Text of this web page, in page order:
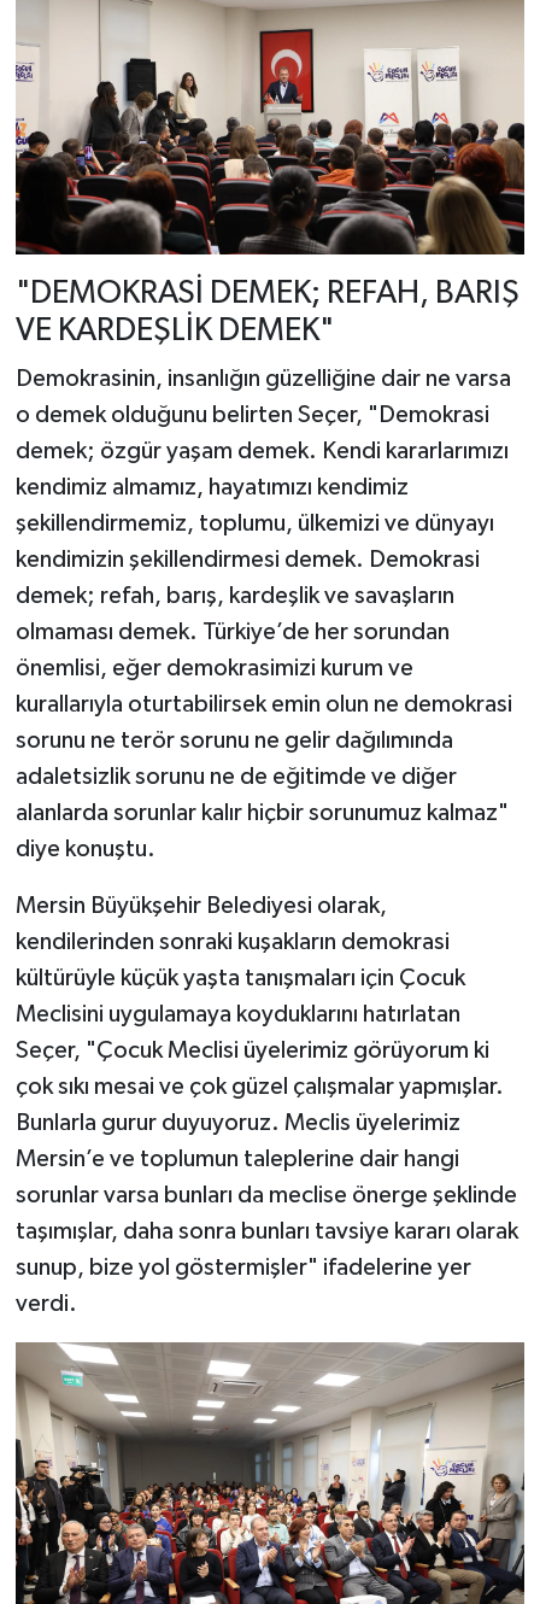
"DEMOKRASİ DEMEK; REFAH, BARIŞ
VE KARDEŞLİK DEMEK"
Demokrasinin, insanlığın güzelliğine dair ne varsa
o demek olduğunu belirten Seçer, "Demokrasi
demek; özgür yaşam demek. Kendi kararlarımızı
kendimiz almamız, hayatımızı kendimiz
şekillendirmemiz, toplumu, ülkemizi ve dünyayı
kendimizin şekillendirmesi demek. Demokrasi
demek; refah, barış, kardeşlik ve savaşların
olmaması demek. Türkiye’de her sorundan
önemlisi, eğer demokrasimizi kurum ve
kurallarıyla oturtabilirsek emin olun ne demokrasi
sorunu ne terör sorunu ne gelir dağılımında
adaletsizlik sorunu ne de eğitimde ve diğer
alanlarda sorunlar kalır hiçbir sorunumuz kalmaz"
diye konuştu.
Mersin Büyükşehir Belediyesi olarak,
kendilerinden sonraki kuşakların demokrasi
kültürüyle küçük yaşta tanışmaları için Çocuk
Meclisini uygulamaya koyduklarını hatırlatan
Seçer, "Çocuk Meclisi üyelerimiz görüyorum ki
çok sıkı mesai ve çok güzel çalışmalar yapmışlar.
Bunlarla gurur duyuyoruz. Meclis üyelerimiz
Mersin’e ve toplumun taleplerine dair hangi
sorunlar varsa bunları da meclise önerge şeklinde
taşımışlar, daha sonra bunları tavsiye kararı olarak
sunup, bize yol göstermişler" ifadelerine yer
verdi.